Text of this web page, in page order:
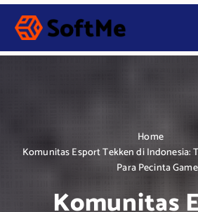
S
p
Home
Komunitas Esport Tekken di Indonesia:
Para Pecinta Game
Komunitas